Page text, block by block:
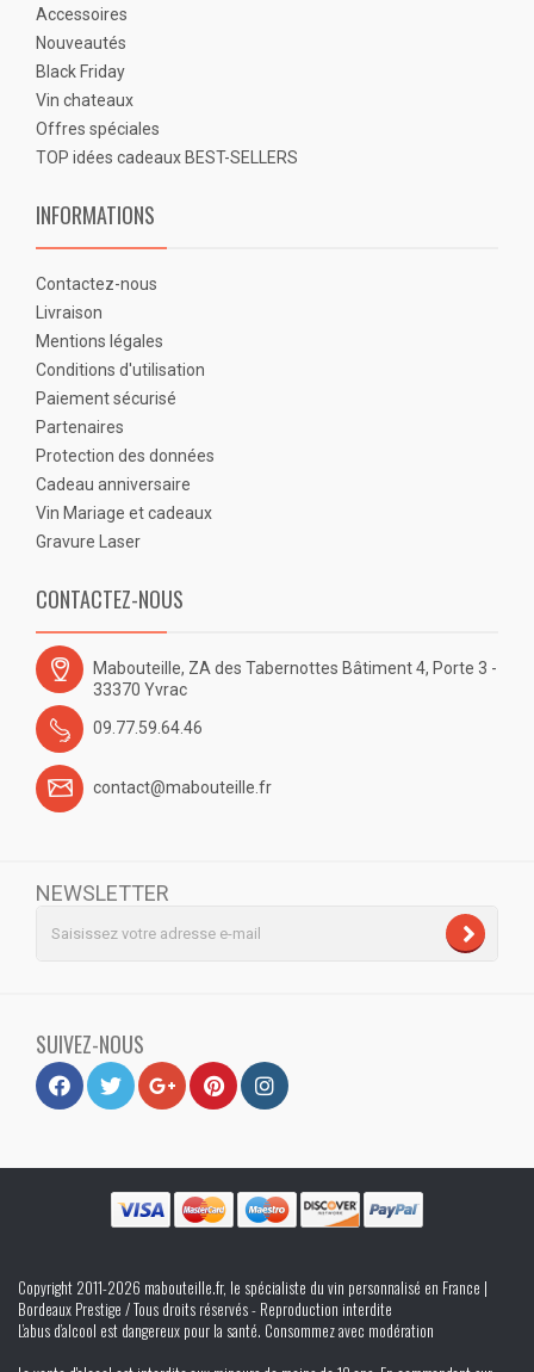
Accessoires
Nouveautés
Black Friday
Vin chateaux
Offres spéciales
TOP idées cadeaux BEST-SELLERS
INFORMATIONS
Contactez-nous
Livraison
Mentions légales
Conditions d'utilisation
Paiement sécurisé
Partenaires
Protection des données
Cadeau anniversaire
Vin Mariage et cadeaux
Gravure Laser
CONTACTEZ-NOUS
Mabouteille, ZA des Tabernottes Bâtiment 4, Porte 3 -
33370 Yvrac
09.77.59.64.46
contact@mabouteille.fr
NEWSLETTER
SUIVEZ-NOUS
Copyright 2011-2026 mabouteille.fr, le spécialiste du vin personnalisé en France |
Bordeaux Prestige / Tous droits réservés - Reproduction interdite
L’abus d’alcool est dangereux pour la santé. Consommez avec modération